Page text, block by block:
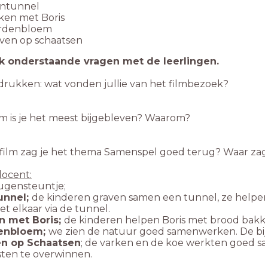
met Boris
op schaatsen
onderstaande vragen met de leerlingen.
wat vonden jullie van het filmbezoek?
is je het meest bijgebleven? Waarom?
zag je het thema Samenspel goed terug? Waar
de kinderen graven samen een tunnel, ze
elkaar via de tunnel.
met Boris; de kinderen helpen Boris met brood
we zien de natuur goed samenwerken. De
op Schaatsen; de varken en de koe werkten goed
te overwinnen.